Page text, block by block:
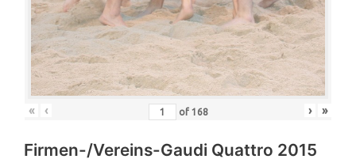
« ‹ of 168 › »
Firmen-/Vereins-Gaudi Quattro 2015